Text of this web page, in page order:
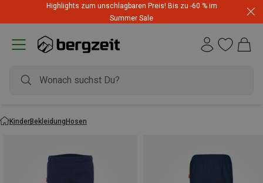
Highlights zum unschlagbaren Preis! Bis zu -60 % im
Summer Sale
KinderBekleidungHosen